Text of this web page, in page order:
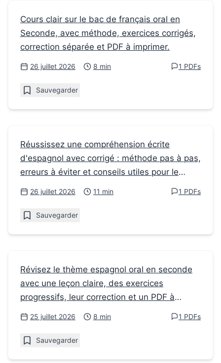
Fiches de révision
Le bac de français oral se prépare dès la
Seconde
Cours clair sur le bac de français oral en
Seconde, avec méthode, exercices corrigés,
correction séparée et PDF à imprimer.
26 juillet 2026 8 min 1 PDFs
Sauvegarder
Fiches de révision
Compréhension écrite espagnol corrigé :
méthode simple et efficace
Réussissez une compréhension écrite
d'espagnol avec corrigé : méthode pas à pas,
erreurs à éviter et conseils utiles pour le
lycée.
26 juillet 2026 11 min 1 PDFs
Sauvegarder
Fiches de révision
Comment préparer un thème espagnol oral
en seconde
Révisez le thème espagnol oral en seconde
avec une leçon claire, des exercices
progressifs, leur correction et un PDF à
imprimer.
25 juillet 2026 8 min 1 PDFs
Sauvegarder